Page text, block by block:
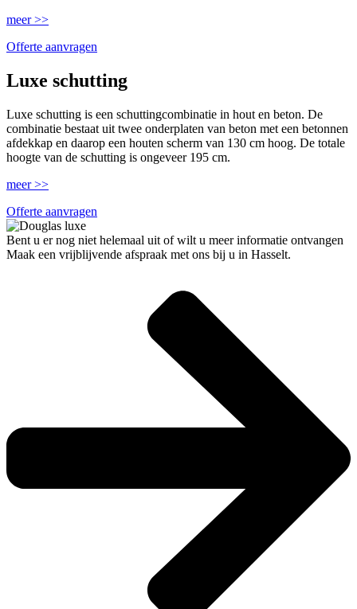
meer >>
Offerte aanvragen
Luxe schutting
Luxe schutting is een schuttingcombinatie in hout en beton. De
combinatie bestaat uit twee onderplaten van beton met een betonnen
afdekkap en daarop een houten scherm van 130 cm hoog. De totale
hoogte van de schutting is ongeveer 195 cm.
meer >>
Offerte aanvragen
Bent u er nog niet helemaal uit of wilt u meer informatie ontvangen
Maak een vrijblijvende afspraak met ons bij u in Hasselt.